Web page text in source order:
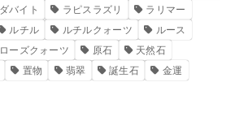
バイト ラピスラズリ
ラリマー
ルチル ルチルクォーツ
ルース
ローズクォーツ 原石
天然石
置物 翡翠 誕生石
金運